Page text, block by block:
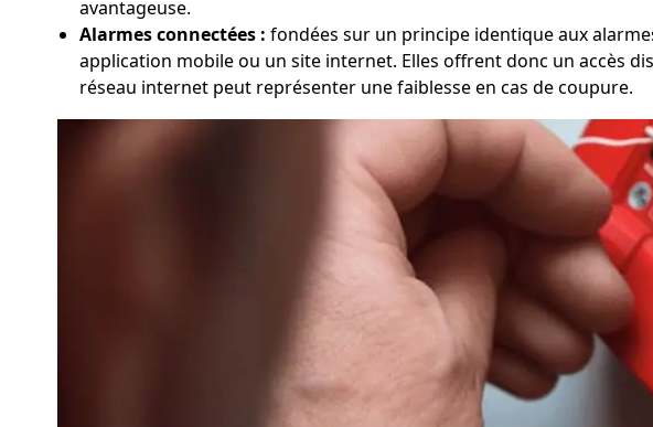
avantageuse.
Alarmes connectées : fondées sur un principe identique aux
application mobile ou un site internet. Elles offrent donc un accès
réseau internet peut représenter une faiblesse en cas de coupure.